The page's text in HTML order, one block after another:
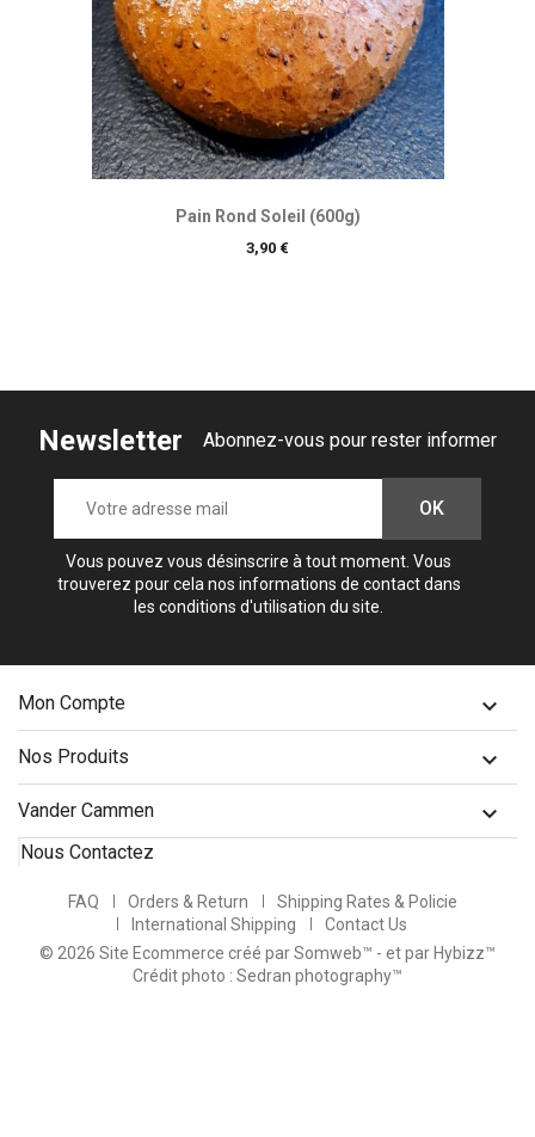
Pain Rond Soleil (600g)
Prix
3,90 €
Newsletter Abonnez-vous pour rester informer
Vous pouvez vous désinscrire à tout moment. Vous
trouverez pour cela nos informations de contact dans
les conditions d'utilisation du site.
Mon Compte 
Nos Produits 
Vander Cammen 
Nous Contactez
FAQ Orders & Return
Shipping Rates & Policie
International Shipping
Contact Us
© 2026 Site Ecommerce créé par Somweb™ - et par Hybizz™
Crédit photo : Sedran photography™